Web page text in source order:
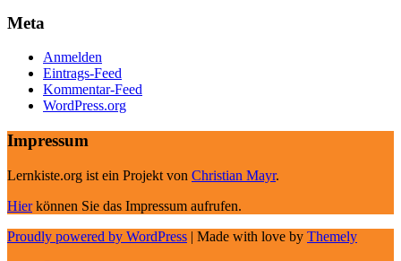
Meta
Anmelden
Eintrags-Feed
Kommentar-Feed
WordPress.org
Impressum
Lernkiste.org ist ein Projekt von Christian Mayr.
Hierkönnen Sie das Impressum aufrufen.
Proudly powered by WordPress | Made with love by Themely